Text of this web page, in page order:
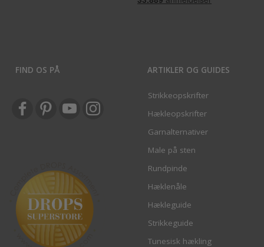
FIND OS PÅ ARTIKLER OG GUIDES
Strikkeopskrifter
Hækleopskrifter
Garnalternativer
Male på sten
Rundpinde
Hæklenåle
Hækleguide
Strikkeguide
Tunesisk hækling